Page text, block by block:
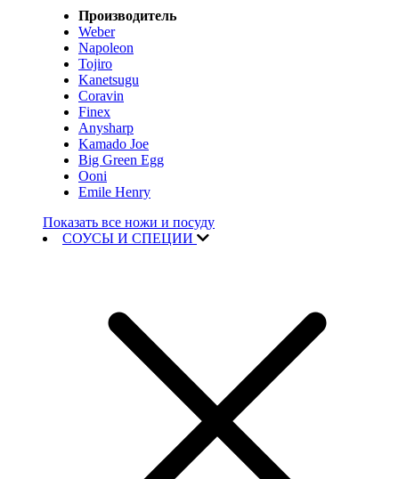
Производитель
Weber
Napoleon
Tojiro
Kanetsugu
Coravin
Finex
Anysharp
Kamado Joe
Big Green Egg
Ooni
Emile Henry
Показать все ножи и посуду
СОУСЫ И СПЕЦИИ